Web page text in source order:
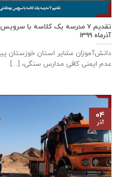
آذر‌ماه ۱۳۹۹
دانش‌آموزان عشایر استان خوزستان
عدم ایمنی کافی مدارس سنگی، [...]
۰۴
آذر